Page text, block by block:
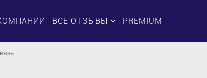
ВСЕ ОТЗЫВЫ PREMIUM